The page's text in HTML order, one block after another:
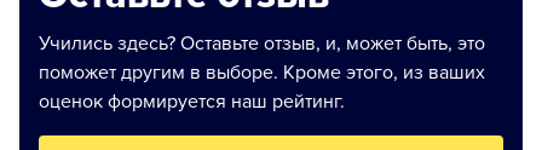
Учились здесь? Оставьте отзыв, и, может быть, это
поможет другим в выборе. Кроме этого, из ваших
оценок формируется наш рейтинг.